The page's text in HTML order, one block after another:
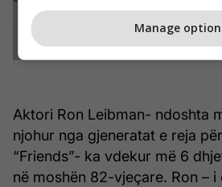
Aktori Ron Leibman- ndoshta
njohur nga gjeneratat e reja
“Friends”- ka vdekur më 6
në moshën 82-vjeçare. Ron –
Manage